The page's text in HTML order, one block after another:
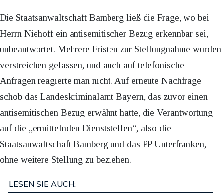
Die Staatsanwaltschaft Bamberg ließ die Frage, wo bei
Herrn Niehoff ein antisemitischer Bezug erkennbar sei,
unbeantwortet. Mehrere Fristen zur Stellungnahme wurden
verstreichen gelassen, und auch auf telefonische
Anfragen reagierte man nicht. Auf erneute Nachfrage
schob das Landeskriminalamt Bayern, das zuvor einen
antisemitischen Bezug erwähnt hatte, die Verantwortung
auf die „ermittelnden Dienststellen“, also die
Staatsanwaltschaft Bamberg und das PP Unterfranken,
ohne weitere Stellung zu beziehen.
LESEN SIE AUCH: